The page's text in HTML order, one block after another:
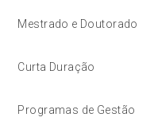
Mestrado e Doutorado
Curta Duração
Programas de Gestão